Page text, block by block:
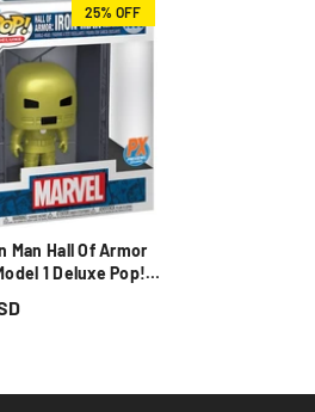
25% OFF
Man Hall Of Armor
1 Deluxe Pop!